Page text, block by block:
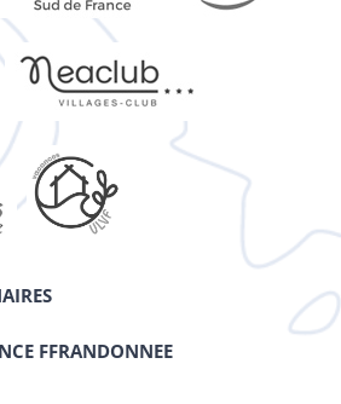
FFRANDONNEE